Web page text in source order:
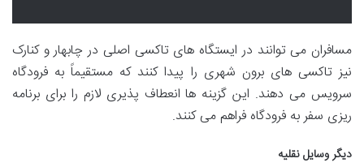
مسافران می توانند در ایستگاه های تاکسی اصلی در چابهار و کنارک
نیز تاکسی های برون شهری را پیدا کنند که مستقیماً به فرودگاه
سرویس می دهند. این گزینه ها انعطاف پذیری لازم را برای برنامه
ریزی سفر به فرودگاه فراهم می کنند.
دیگر وسایل نقلیه